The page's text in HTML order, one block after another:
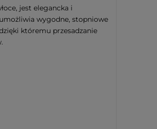
jest elegancka i
wygodne, stopniowe
któremu przesadzanie